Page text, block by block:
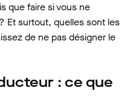
que faire si vous ne
Et surtout, quelles sont les
de ne pas désigner le
: ce que